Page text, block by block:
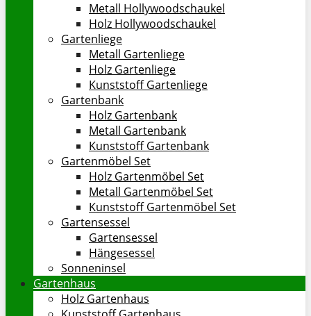
Metall Hollywoodschaukel
Holz Hollywoodschaukel
Gartenliege
Metall Gartenliege
Holz Gartenliege
Kunststoff Gartenliege
Gartenbank
Holz Gartenbank
Metall Gartenbank
Kunststoff Gartenbank
Gartenmöbel Set
Holz Gartenmöbel Set
Metall Gartenmöbel Set
Kunststoff Gartenmöbel Set
Gartensessel
Gartensessel
Hängesessel
Sonneninsel
Gartenhaus
Holz Gartenhaus